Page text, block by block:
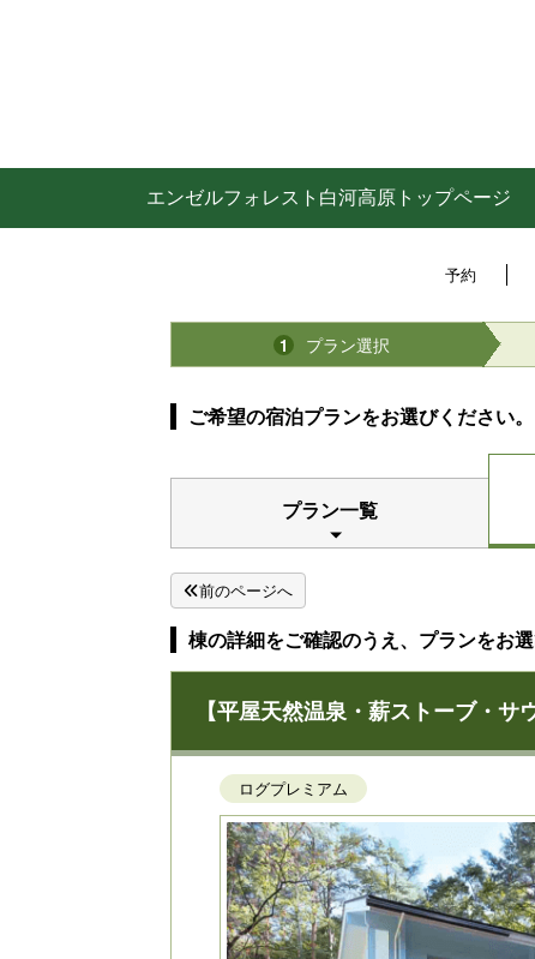
エンゼルフォレスト白河高原トップページ
予約
1 プラン選択
ご希望の宿泊プランをお選びください。
プラン一覧
前のページへ
棟の詳細をご確認のうえ、プランをお選
【平屋天然温泉・薪ストーブ・
ログプレミアム